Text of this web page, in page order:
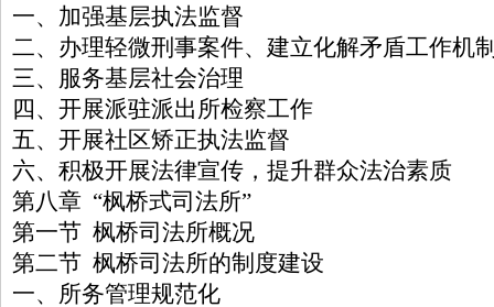
一、加强基层执法监督
二、办理轻微刑事案件、建立化解矛盾工作机
三、服务基层社会治理
四、开展派驻派出所检察工作
五、开展社区矫正执法监督
六、积极开展法律宣传，提升群众法治素质
第八章 “枫桥式司法所”
第一节 枫桥司法所概况
第二节 枫桥司法所的制度建设
一、所务管理规范化